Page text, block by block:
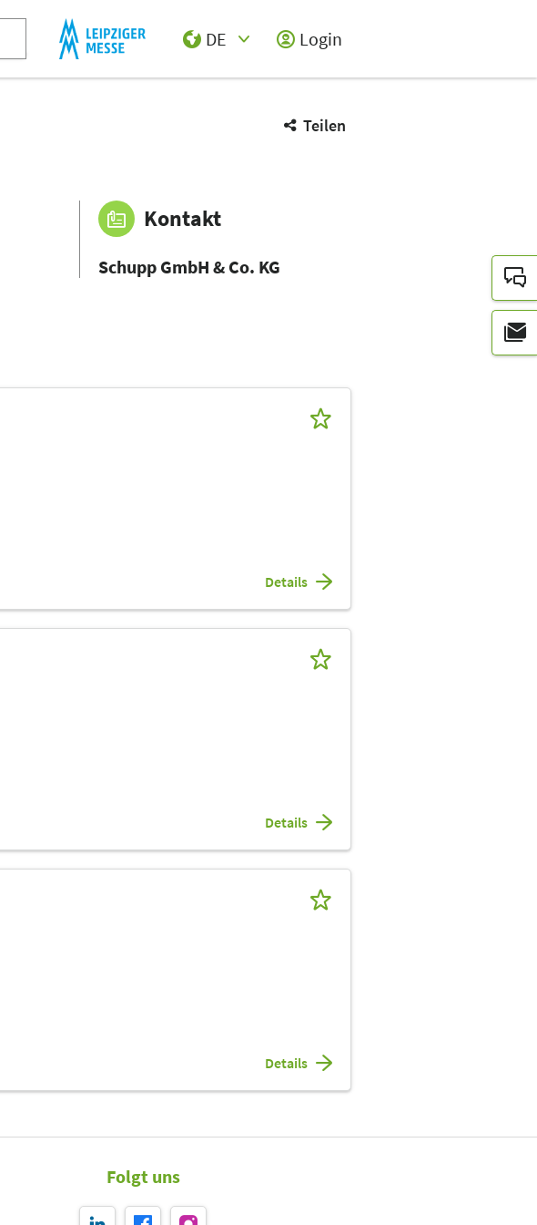
DE
Login
Teilen
Kontakt
Schupp GmbH & Co. KG
Details
Details
Details
Folgt uns